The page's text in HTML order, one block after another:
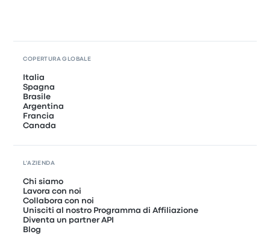
COPERTURA GLOBALE
Italia
Spagna
Brasile
Argentina
Francia
Canada
L'AZIENDA
Chi siamo
Lavora con noi
Collabora con noi
Unisciti al nostro Programma di Affiliazione
Diventa un partner API
Blog